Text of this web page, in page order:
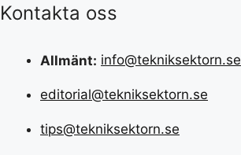
Kontakta oss
Allmänt: info@tekniksektorn.se
editorial@tekniksektorn.se
tips@tekniksektorn.se